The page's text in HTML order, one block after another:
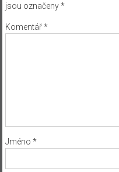
jsou označeny*
Komentář*
Jméno *